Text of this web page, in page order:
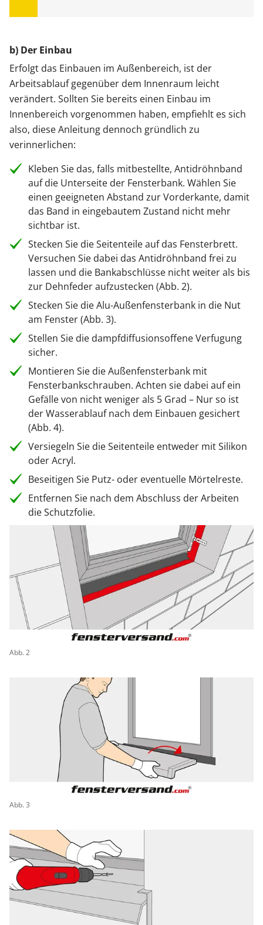
b) Der Einbau
Erfolgt das Einbauen im Außenbereich, ist der
Arbeitsablauf gegenüber dem Innenraum leicht
verändert. Sollten Sie bereits einen Einbau im
Innenbereich vorgenommen haben, empfiehlt es sich
also, diese Anleitung dennoch gründlich zu
verinnerlichen:
Kleben Sie das, falls mitbestellte, Antidröhnband
auf die Unterseite der Fensterbank. Wählen Sie
einen geeigneten Abstand zur Vorderkante, damit
das Band in eingebautem Zustand nicht mehr
sichtbar ist.
Stecken Sie die Seitenteile auf das Fensterbrett.
Versuchen Sie dabei das Antidröhnband frei zu
lassen und die Bankabschlüsse nicht weiter als bis
zur Dehnfeder aufzustecken (Abb. 2).
Stecken Sie die Alu-Außenfensterbank in die Nut
am Fenster (Abb. 3).
Stellen Sie die dampfdiffusionsoffene Verfugung
sicher.
Montieren Sie die Außenfensterbank mit
Fensterbankschrauben. Achten sie dabei auf ein
Gefälle von nicht weniger als 5 Grad – Nur so ist
der Wasserablauf nach dem Einbauen gesichert
(Abb. 4).
Versiegeln Sie die Seitenteile entweder mit Silikon
oder Acryl.
Beseitigen Sie Putz- oder eventuelle Mörtelreste.
Entfernen Sie nach dem Abschluss der Arbeiten
die Schutzfolie.
Abb. 2
Abb. 3